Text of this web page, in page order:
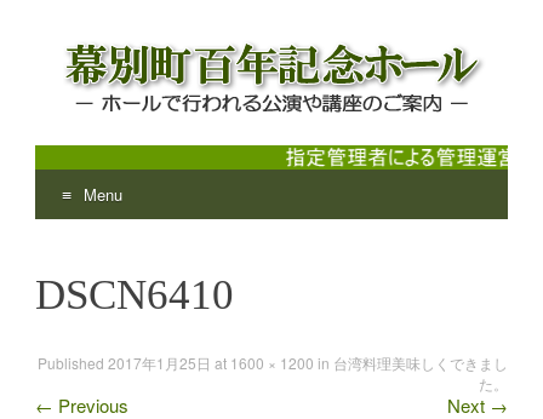
幕別町百年記念ホール
ホールで行われる公演や講座のご案内
Menu
content
DSCN6410
Published 2017年1月25日 at 1600 × 1200 in 台湾料理美味しくできまし
た。
← Previous Next →